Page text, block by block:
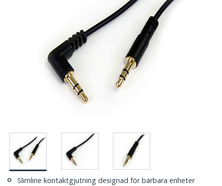
Slimline kontaktgjutning designad för bärbara enheter